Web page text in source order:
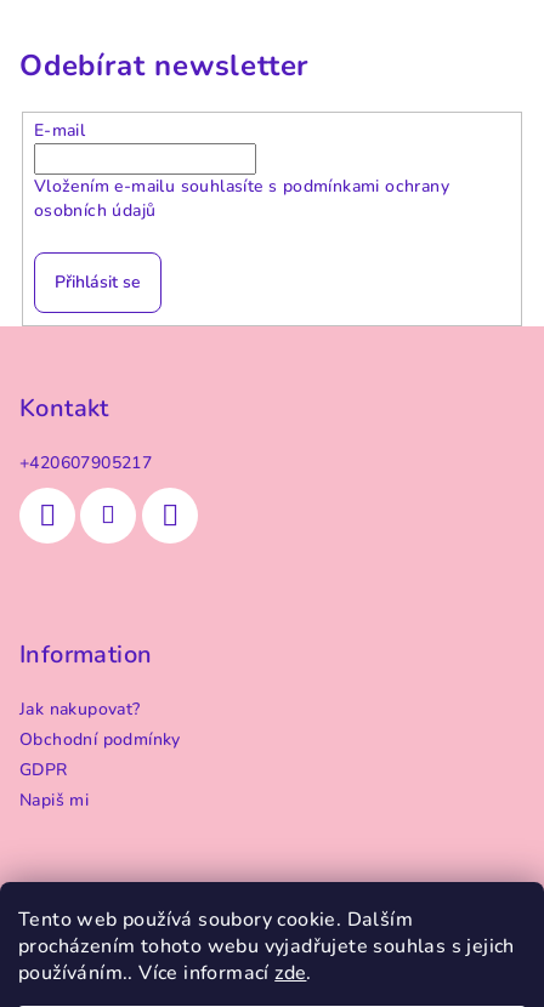
Tento web používá soubory cookie. Dalším
procházením tohoto webu vyjadřujete souhlas s jejich
používáním.. Více informacízde.
Odebírat newsletter
E-mail
Vložením e-mailu souhlasíte s podmínkami ochrany
osobních údajů
Přihlásit se
Kontakt
+420607905217
Information
Jak nakupovat?
Obchodní podmínky
GDPR
Napiš mi
Přijímáme online platby